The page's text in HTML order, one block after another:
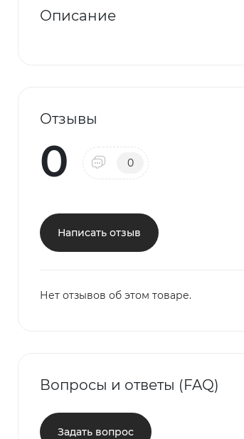
Описание
Отзывы
0 0
Написать отзыв
Нет отзывов об этом товаре.
Вопросы и ответы (FAQ)
Задать вопрос